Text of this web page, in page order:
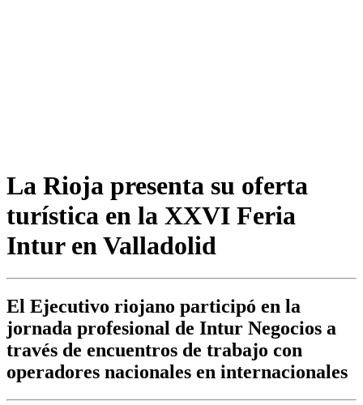
La Rioja presenta su oferta
turística en la XXVI Feria
Intur en Valladolid
El Ejecutivo riojano participó en la
jornada profesional de Intur Negocios a
través de encuentros de trabajo con
operadores nacionales en internacionales